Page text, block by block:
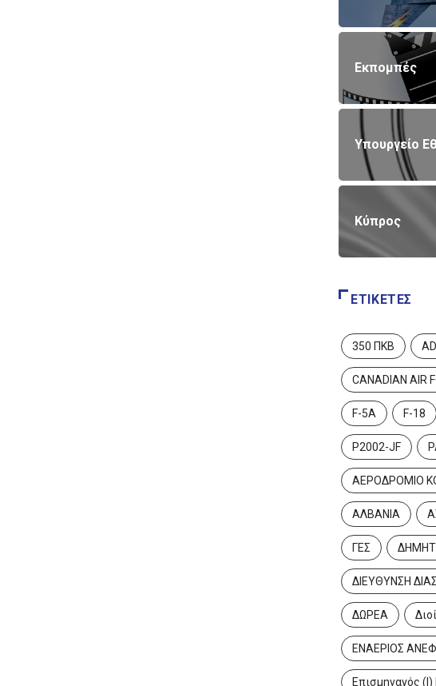
Εκπομπές
Υπουργείο
Κύπρος
ΕΤΙΚΈΤΕΣ
350 ΠΚΒ
CANADIAN AIR
F-5A F-18
P2002-JF
ΑΕΡΟΔΡΟΜΙΟ
ΑΛΒΑΝΙΑ
ΓΕΣ
ΔΙΕΥΘΥΝΣΗ
ΔΩΡΕΑ
ΕΝΑΕΡΙΟΣ
Επισμηναγός